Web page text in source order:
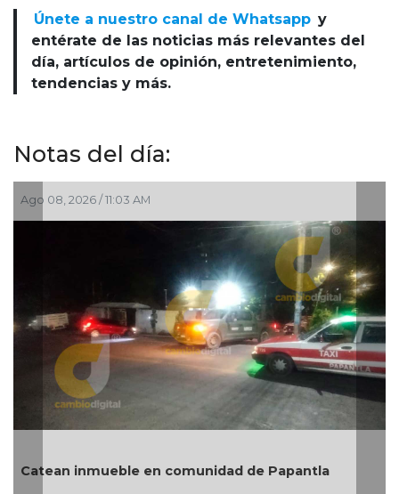
Únete a nuestro canal de Whatsapp y
entérate de las noticias más relevantes del
día, artículos de opinión, entretenimiento,
tendencias y más.
Notas del día:
Ago 08, 2026 / 7:20 AM
6 reveladoras frases sobre el sexo